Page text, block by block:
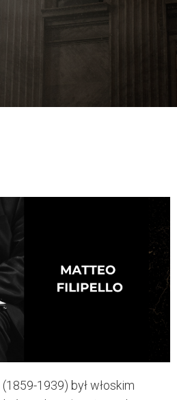
1939) był włoskim